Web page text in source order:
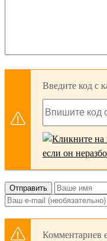
Введите код с
Отправить
Комментариев